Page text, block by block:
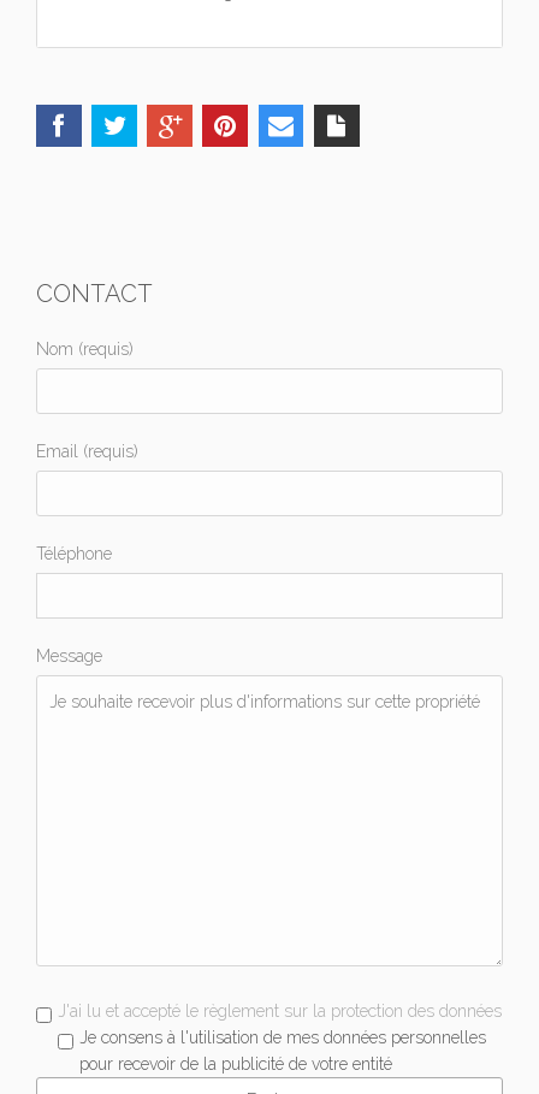
CONTACT
Nom (requis)
Email (requis)
Téléphone
Message
J'ai lu et accepté le règlement sur la protection des données
Je consens à l'utilisation de mes données personnelles
pour recevoir de la publicité de votre entité